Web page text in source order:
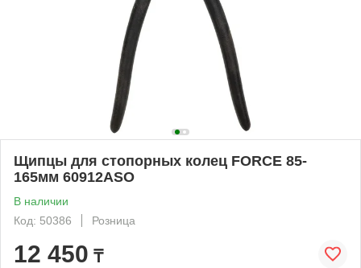
Щипцы для стопорных колец FORCE 85-
165мм 60912ASO
В наличии
Код: 50386
Розница
12 450 ₸